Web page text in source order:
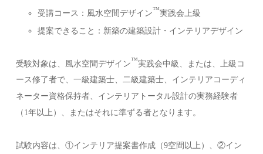
受講コース：風水空間デザイン™️実践会上級
提案できること：新築の建築設計・インテリアデザイン
受験対象は、風水空間デザイン™️実践会中級、または、上級コ
ース修了者で、一級建築士、二級建築士、インテリアコーディ
ネーター資格保持者、インテリアトータル設計の実務経験者
（1年以上）、またはそれに準ずる者となります。
試験内容は、①インテリア提案書作成（9空間以上）、②イン